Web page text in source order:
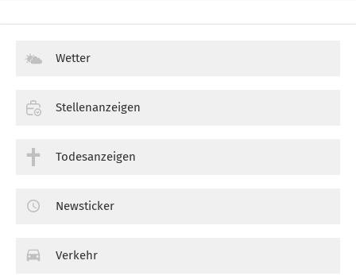
Wetter
Stellenanzeigen
Todesanzeigen
Newsticker
Verkehr